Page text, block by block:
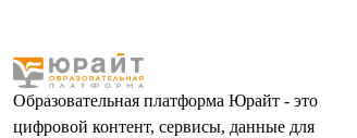
Образовательная платформа Юрайт - это
цифровой контент, сервисы, данные для